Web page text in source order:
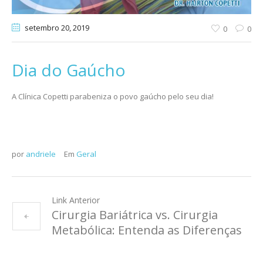
setembro 20, 2019 0 0
Dia do Gaúcho
A Clínica Copetti parabeniza o povo gaúcho pelo seu dia!
por andriele Em Geral
Link Anterior
Cirurgia Bariátrica vs. Cirurgia
Metabólica: Entenda as Diferenças